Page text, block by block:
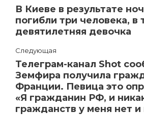
В Киеве в результате
погибли три человека, в
девятилетняя девочка
Следующая
Телеграм-канал Shot
Земфира получила
Франции. Певица это
«Я гражданин РФ, и
гражданств у меня нет и